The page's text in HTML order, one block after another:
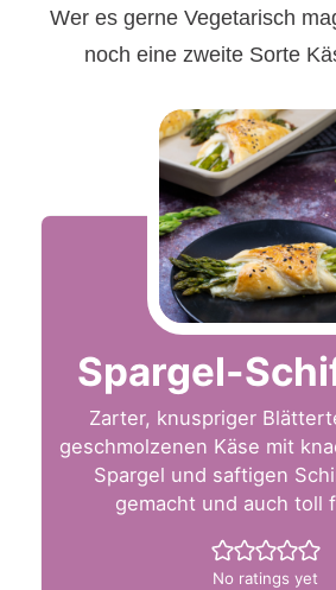
Wer es gerne Vegetarisch
noch eine zweite Sorte
Spargel-
Zarter, knuspriger
geschmolzenen Käse mit
Spargel und saftigen
gemacht und auch toll
No ratings yet